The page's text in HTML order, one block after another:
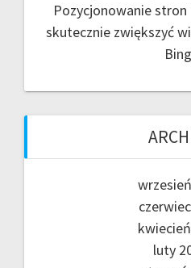
Pozycjonowanie
skutecznie zwiększyć
luty